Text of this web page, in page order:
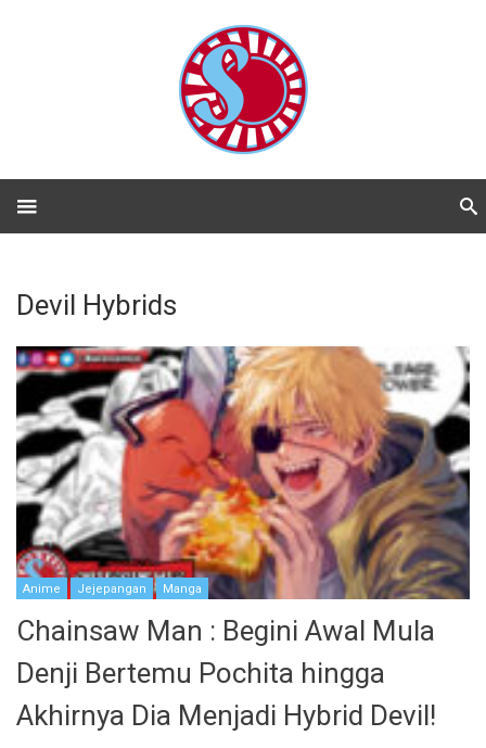
Devil Hybrids
Anime Jejepangan Manga
Chainsaw Man : Begini Awal Mula
Denji Bertemu Pochita hingga
Akhirnya Dia Menjadi Hybrid Devil!